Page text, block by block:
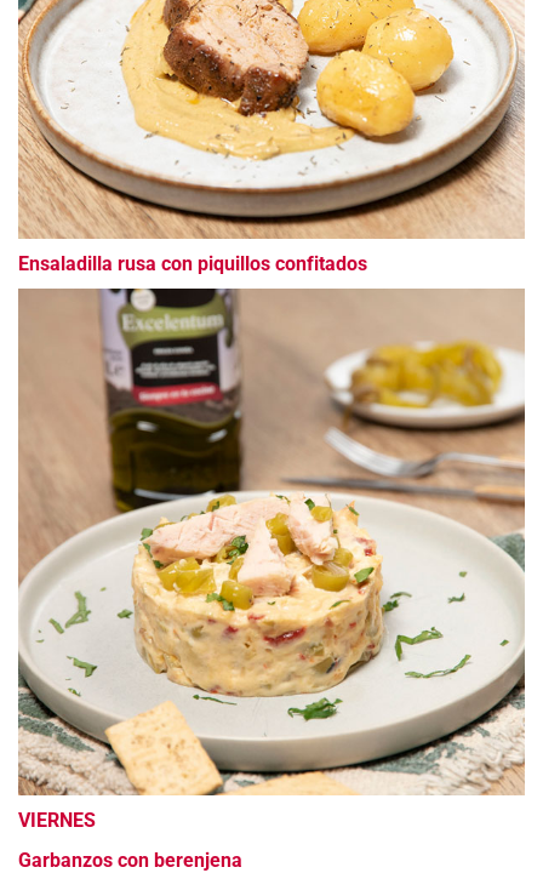
Ensaladilla rusa con piquillos confitados
VIERNES
Garbanzos con berenjena